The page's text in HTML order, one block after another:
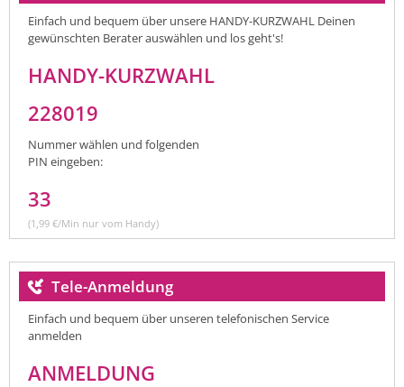
Einfach und bequem über unsere HANDY-KURZWAHL Deinen
gewünschten Berater auswählen und los geht's!
HANDY-KURZWAHL
228019
Nummer wählen und folgenden
PIN eingeben:
33
(1,99 €/Min nur vom Handy)
Tele-Anmeldung
Einfach und bequem über unseren telefonischen Service
anmelden
ANMELDUNG